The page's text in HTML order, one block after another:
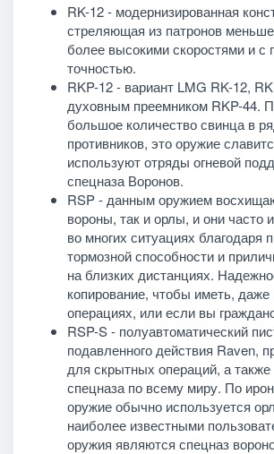
RK-12 - модернизированная
стреляющая из патронов
более высокими скоростями и с
точностью.
RKP-12 - вариант LMG RK-12,
духовным преемником RKP-44.
большое количество свинца в
противников, это оружие
используют отряды огневой
спецназа Воронов.
RSP - данным оружием
вороны, так и орлы, и они часто
во многих ситуациях благодаря
тормозной способности и
на близких дистанциях.
копирование, чтобы иметь,
операциях, или если вы
RSP-S - полуавтоматический
подавленного действия Raven,
для скрытных операций, а
спецназа по всему миру. По
оружие обычно используется
наиболее известными
оружия являются спецназ